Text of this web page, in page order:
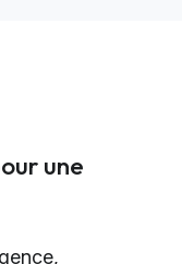
une